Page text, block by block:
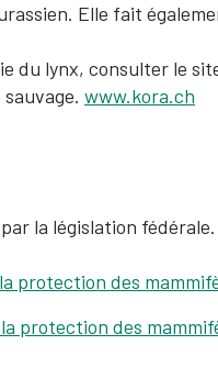
Elle fait
du lynx, consulter le
ww​w.kora.ch​
la législation
protection des
protection des